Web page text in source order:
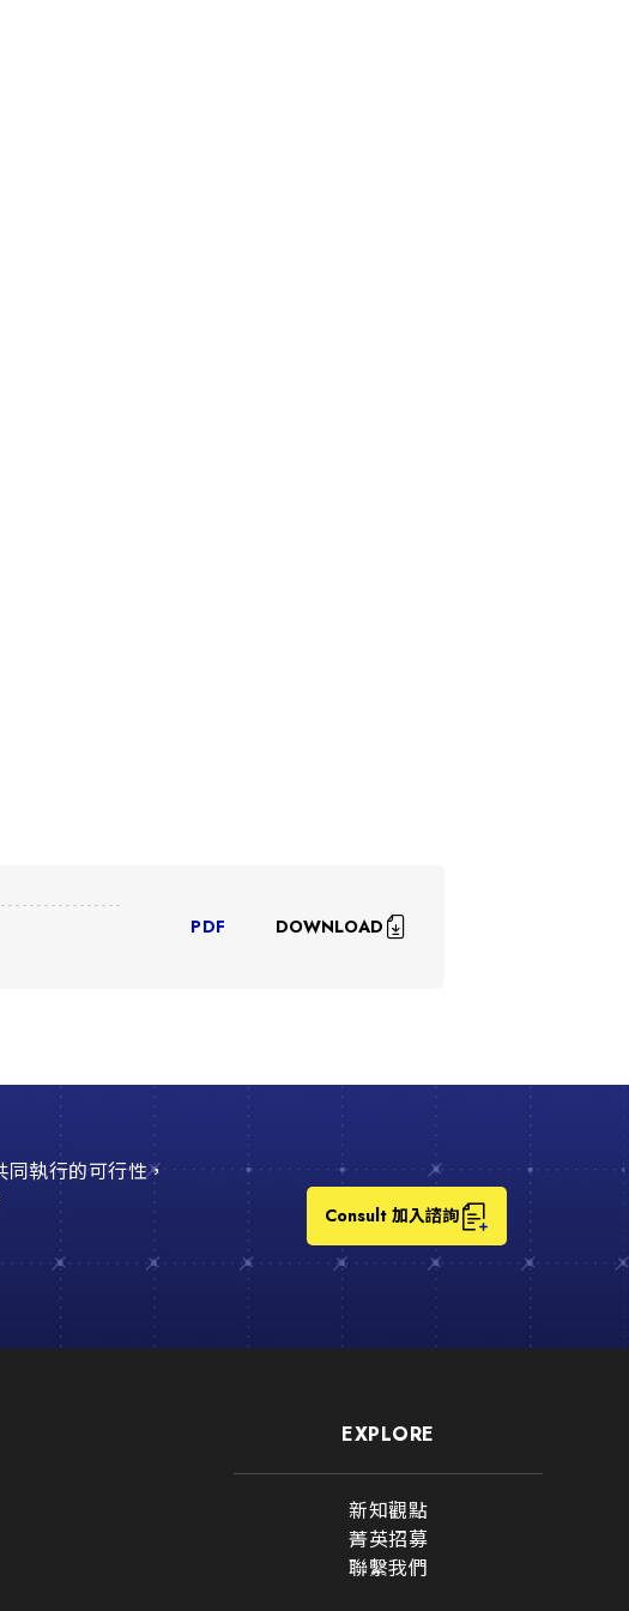
PDF DOWNLOAD
執行的可行性，
Consult 加入諮詢
EXPLORE
新知觀點
菁英招募
聯繫我們